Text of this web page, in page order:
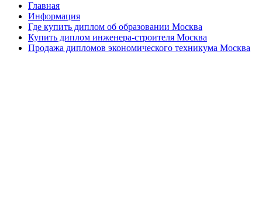
Главная
Информация
Где купить диплом об образовании Москва
Купить диплом инженера-строителя Москва
Продажа дипломов экономического техникума Москва